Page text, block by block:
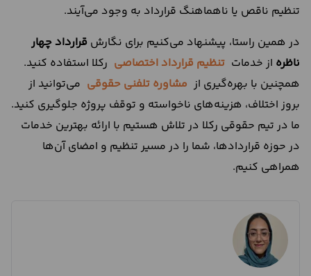
تنظیم ناقص یا ناهماهنگ قرارداد به‌ وجود می‌آیند.
در همین راستا، پیشنهاد می‌کنیم برای نگارش قرارداد چهار
ناظره از خدمات تنظیم قرارداد اختصاصی رکلا استفاده کنید.
همچنین با بهره‌گیری از مشاوره تلفنی حقوقی می‌توانید از
بروز اختلاف، هزینه‌های ناخواسته و توقف پروژه جلوگیری کنید.
ما در تیم حقوقی رکلا در تلاش هستیم با ارائه بهترین خدمات
در حوزه قراردادها، شما را در مسیر تنظیم و امضای آن‌ها
همراهی کنیم.